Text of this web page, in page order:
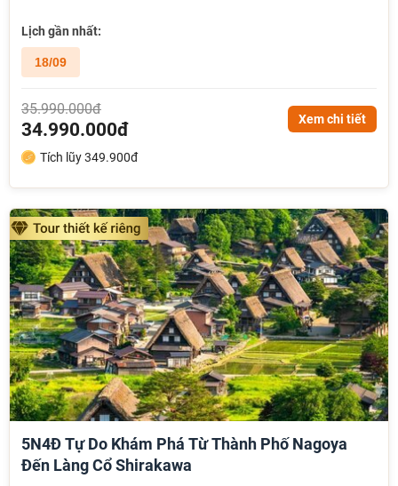
Lịch gần nhất:
18/09
35.990.000đ
34.990.000đ Xem chi tiết
Tích lũy 349.900đ
5N4Đ Tự Do Khám Phá Từ Thành Phố Nagoya
Đến Làng Cổ Shirakawa